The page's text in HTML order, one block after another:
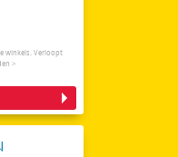
winkels. Verloopt
>